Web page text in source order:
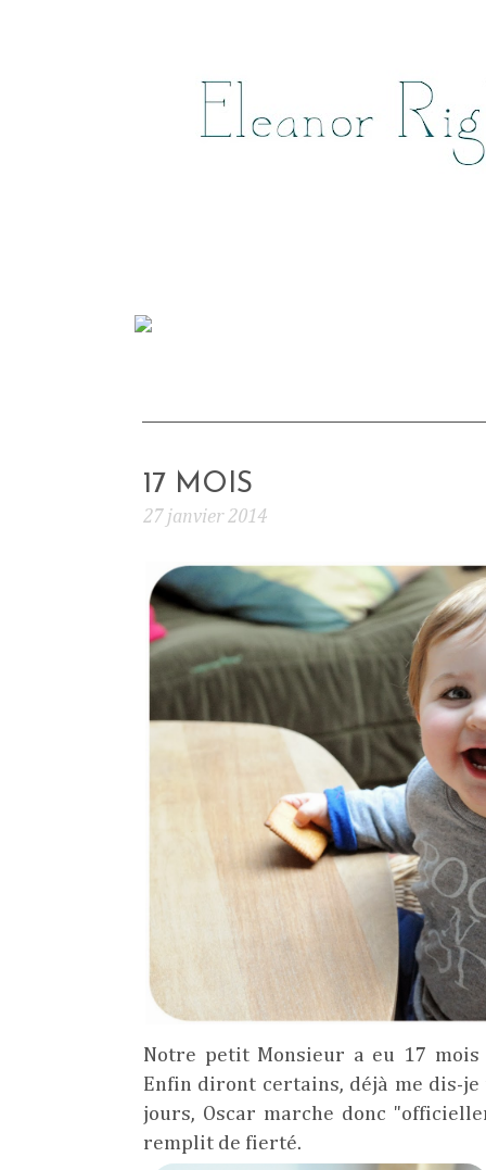
17 MOIS
27 janvier 2014
Notre petit Monsieur a eu 17
Enfin diront certains, déjà me dis-
jours, Oscar marche donc
remplit de fierté.